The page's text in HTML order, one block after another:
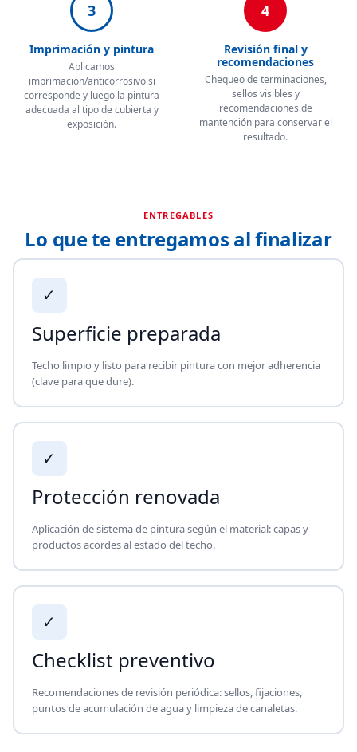
3
Imprimación y pintura
Aplicamos
imprimación/anticorrosivo si
corresponde y luego la pintura
adecuada al tipo de cubierta y
exposición.
4
Revisión final y
recomendaciones
Chequeo de terminaciones,
sellos visibles y
recomendaciones de
mantención para conservar el
resultado.
ENTREGABLES
Lo que te entregamos al finalizar
✓
Superficie preparada
Techo limpio y listo para recibir pintura con mejor adherencia
(clave para que dure).
✓
Protección renovada
Aplicación de sistema de pintura según el material: capas y
productos acordes al estado del techo.
✓
Checklist preventivo
Recomendaciones de revisión periódica: sellos, fijaciones,
puntos de acumulación de agua y limpieza de canaletas.